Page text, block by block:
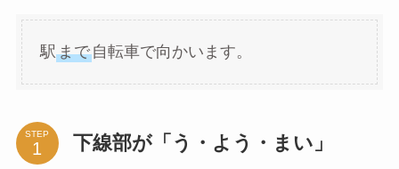
駅まで自転車で向かいます。
STEP 下線部が「う・よう・まい」